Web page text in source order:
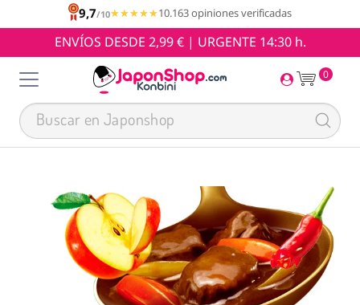
9,7/10★★★★★
★★★★★10.163 opiniones verificadas
ENVÍOS DESDE 2,99 € | URGENTE 14:30 h.
0